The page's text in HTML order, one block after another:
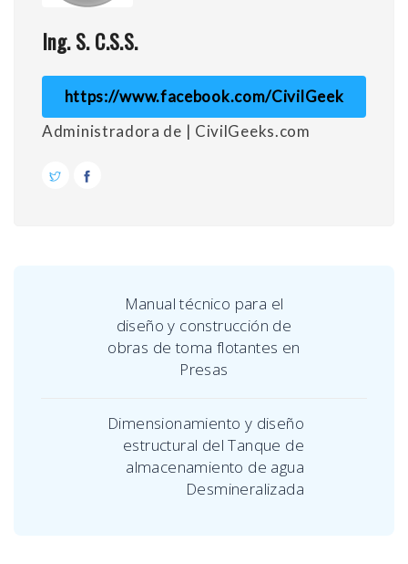
Ing. S. C.S.S.
https://www.facebook.com/CivilGeek
Administradora de | CivilGeeks.com
Manual técnico para el
diseño y construcción de
obras de toma flotantes en
Presas
Dimensionamiento y diseño
estructural del Tanque de
almacenamiento de agua
Desmineralizada